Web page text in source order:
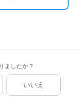
ましたか？
いいえ